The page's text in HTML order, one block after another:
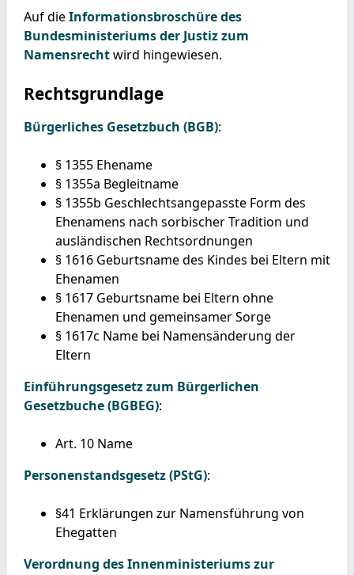
Auf dieInformationsbroschüre des
Bundesministeriums der Justiz zum
Namensrechtwird hingewiesen.
Rechtsgrundlage
Bürgerliches Gesetzbuch (BGB):
§ 1355 Ehename
§ 1355a Begleitname
§ 1355b Geschlechtsangepasste Form des
Ehenamens nach sorbischer Tradition und
ausländischen Rechtsordnungen
§ 1616 Geburtsname des Kindes bei Eltern mit
Ehenamen
§ 1617 Geburtsname bei Eltern ohne
Ehenamen und gemeinsamer Sorge
§ 1617c Name bei Namensänderung der
Eltern
Einführungsgesetz zum Bürgerlichen
Gesetzbuche (BGBEG):
Art. 10 Name
Personenstandsgesetz (PStG):
§41 Erklärungen zur Namensführung von
Ehegatten
Verordnung des Innenministeriums zur